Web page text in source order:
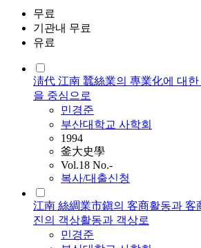
무료
기관내 무료
유료
淸代 江南 蠶絲業의 專業化에 대한
을 중심으로
민경준
부산대학교 사학회
1994
釜大史學
Vol.18 No.-
복사/대출신청
江南 絲綢業市鎭의 客商활동과 客
진의 객상활동과 객상로
민경준